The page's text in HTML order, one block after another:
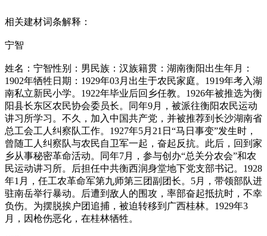
相关建材词条解释：
宁智
姓名：宁智性别：男民族：汉族籍贯：湖南衡阳出生年月：
1902年牺牲日期：1929年03月出生于农民家庭。1919年考入湖
南私立新民小学。1922年毕业后回乡任教。1926年被推选为衡
阳县长东区农民协会委员长。同年9月，被派往衡阳农民运动
讲习所学习。不久，加入中国共产党，并被推荐到长沙湖南省
总工会工人纠察队工作。1927年5月21日“马日事变”发生时，
曾随工人纠察队与农民自卫军一起，奋起反抗。此后，回到家
乡从事秘密革命活动。同年7月，参与创办“总关分农会”和农
民运动讲习所。后担任中共衡西润身堂地下党支部书记。1928
年1月，任工农革命军第九师第三团副团长。5月，带领部队进
驻南岳举行暴动。后遭到敌人的围攻，率部奋起抵抗时，不幸
负伤。为摆脱挨户团追捕，被迫转移到广西桂林。1929年3
月，因枪伤恶化，在桂林牺牲。